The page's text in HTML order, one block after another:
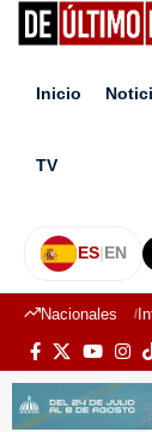
Inicio
TV
ES|EN
Nacionales